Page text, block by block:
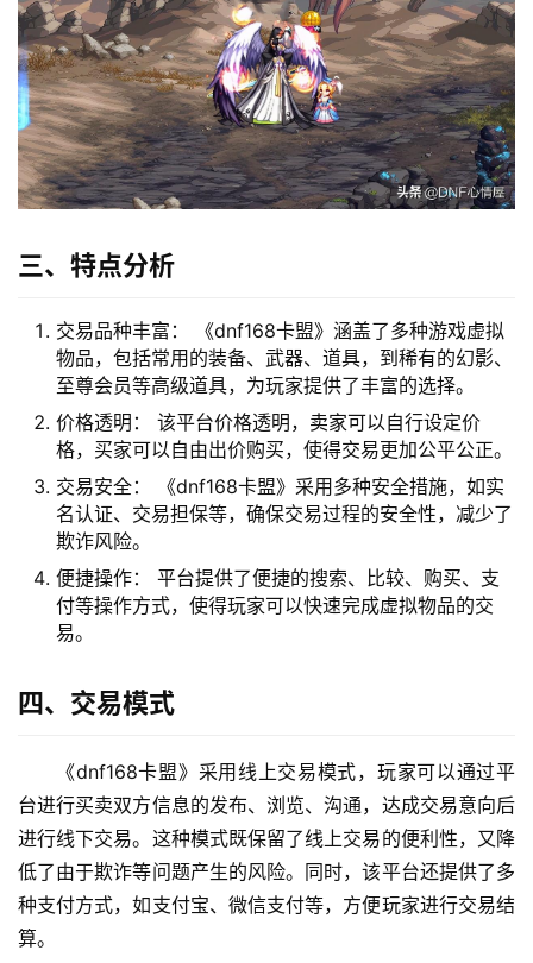
三、特点分析
交易品种丰富： 《dnf168卡盟》涵盖了多种游戏虚拟
物品，包括常用的装备、武器、道具，到稀有的幻影、
至尊会员等高级道具，为玩家提供了丰富的选择。
价格透明： 该平台价格透明，卖家可以自行设定价
格，买家可以自由出价购买，使得交易更加公平公正。
交易安全： 《dnf168卡盟》采用多种安全措施，如实
名认证、交易担保等，确保交易过程的安全性，减少了
欺诈风险。
便捷操作： 平台提供了便捷的搜索、比较、购买、支
付等操作方式，使得玩家可以快速完成虚拟物品的交
易。
四、交易模式
《dnf168卡盟》采用线上交易模式，玩家可以通过平
台进行买卖双方信息的发布、浏览、沟通，达成交易意向后
进行线下交易。这种模式既保留了线上交易的便利性，又降
低了由于欺诈等问题产生的风险。同时，该平台还提供了多
种支付方式，如支付宝、微信支付等，方便玩家进行交易结
算。